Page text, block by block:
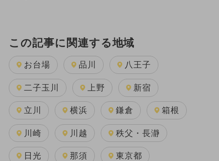
この記事に関連する地域
お台場 品川 八王子
二子玉川 上野 新宿
立川 横浜 鎌倉 箱根
川崎 川越 秩父・長瀞
日光 那須 東京都